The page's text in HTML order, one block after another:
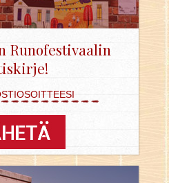
Runofestivaalin